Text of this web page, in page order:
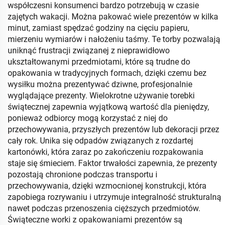
współczesni konsumenci bardzo potrzebują w czasie
zajętych wakacji. Można pakować wiele prezentów w kilka
minut, zamiast spędzać godziny na cięciu papieru,
mierzeniu wymiarów i nałożeniu taśmy. Te torby pozwalają
uniknąć frustracji związanej z nieprawidłowo
ukształtowanymi przedmiotami, które są trudne do
opakowania w tradycyjnych formach, dzięki czemu bez
wysiłku można prezentywać dziwne, profesjonalnie
wyglądające prezenty. Wielokrotne używanie torebki
świątecznej zapewnia wyjątkową wartość dla pieniędzy,
ponieważ odbiorcy mogą korzystać z niej do
przechowywania, przyszłych prezentów lub dekoracji przez
cały rok. Unika się odpadów związanych z rozdartej
kartonówki, która zaraz po zakończeniu rozpakowania
staje się śmieciem. Faktor trwałości zapewnia, że prezenty
pozostają chronione podczas transportu i
przechowywania, dzięki wzmocnionej konstrukcji, która
zapobiega rozrywaniu i utrzymuje integralność strukturalną
nawet podczas przenoszenia cięższych przedmiotów.
Świąteczne worki z opakowaniami prezentów są